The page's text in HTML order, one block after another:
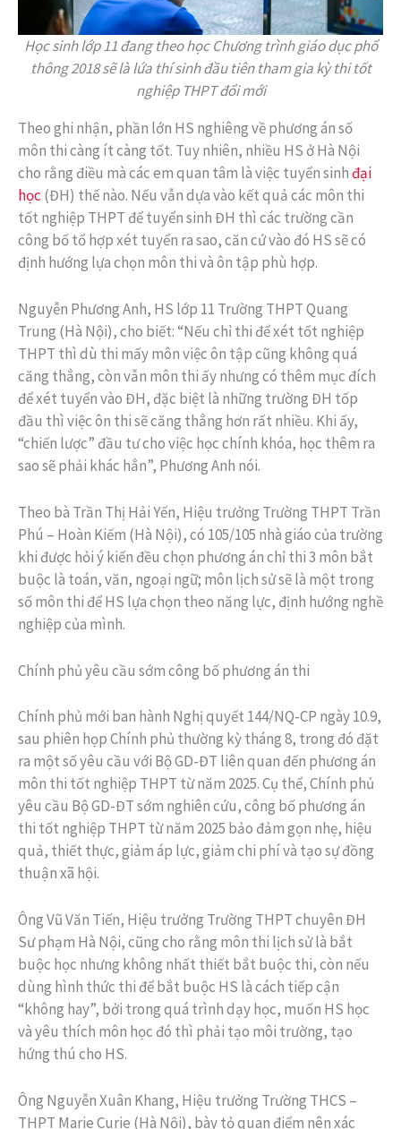
Học sinh lớp 11 đang theo học Chương trình giáo dục phổ
thông 2018 sẽ là lứa thí sinh đầu tiên tham gia kỳ thi tốt
nghiệp THPT đổi mới
Theo ghi nhận, phần lớn HS nghiêng về phương án số
môn thi càng ít càng tốt. Tuy nhiên, nhiều HS ở Hà Nội
cho rằng điều mà các em quan tâm là việc tuyển sinhđại
học (ĐH) thế nào. Nếu vẫn dựa vào kết quả các môn thi
tốt nghiệp THPT để tuyển sinh ĐH thì các trường cần
công bố tổ hợp xét tuyển ra sao, căn cứ vào đó HS sẽ có
định hướng lựa chọn môn thi và ôn tập phù hợp.
Nguyễn Phương Anh, HS lớp 11 Trường THPT Quang
Trung (Hà Nội), cho biết: “Nếu chỉ thi để xét tốt nghiệp
THPT thì dù thi mấy môn việc ôn tập cũng không quá
căng thẳng, còn vẫn môn thi ấy nhưng có thêm mục đích
để xét tuyển vào ĐH, đặc biệt là những trường ĐH tốp
đầu thì việc ôn thi sẽ căng thẳng hơn rất nhiều. Khi ấy,
“chiến lược” đầu tư cho việc học chính khóa, học thêm ra
sao sẽ phải khác hẳn”, Phương Anh nói.
Theo bà Trần Thị Hải Yến, Hiệu trưởng Trường THPT Trần
Phú – Hoàn Kiếm (Hà Nội), có 105/105 nhà giáo của trường
khi được hỏi ý kiến đều chọn phương án chỉ thi 3 môn bắt
buộc là toán, văn, ngoại ngữ; môn lịch sử sẽ là một trong
số môn thi để HS lựa chọn theo năng lực, định hướng nghề
nghiệp của mình.
Chính phủ yêu cầu sớm công bố phương án thi
Chính phủ mới ban hành Nghị quyết 144/NQ-CP ngày 10.9,
sau phiên họp Chính phủ thường kỳ tháng 8, trong đó đặt
ra một số yêu cầu với Bộ GD-ĐT liên quan đến phương án
môn thi tốt nghiệp THPT từ năm 2025. Cụ thể, Chính phủ
yêu cầu Bộ GD-ĐT sớm nghiên cứu, công bố phương án
thi tốt nghiệp THPT từ năm 2025 bảo đảm gọn nhẹ, hiệu
quả, thiết thực, giảm áp lực, giảm chi phí và tạo sự đồng
thuận xã hội.
Ông Vũ Văn Tiến, Hiệu trưởng Trường THPT chuyên ĐH
Sư phạm Hà Nội, cũng cho rằng môn thi lịch sử là bắt
buộc học nhưng không nhất thiết bắt buộc thi, còn nếu
dùng hình thức thi để bắt buộc HS là cách tiếp cận
“không hay”, bởi trong quá trình dạy học, muốn HS học
và yêu thích môn học đó thì phải tạo môi trường, tạo
hứng thú cho HS.
Ông Nguyễn Xuân Khang, Hiệu trưởng Trường THCS –
THPT Marie Curie (Hà Nội), bày tỏ quan điểm nên xác